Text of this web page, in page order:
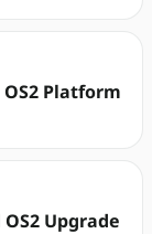
OS2 Platform
Upgrade